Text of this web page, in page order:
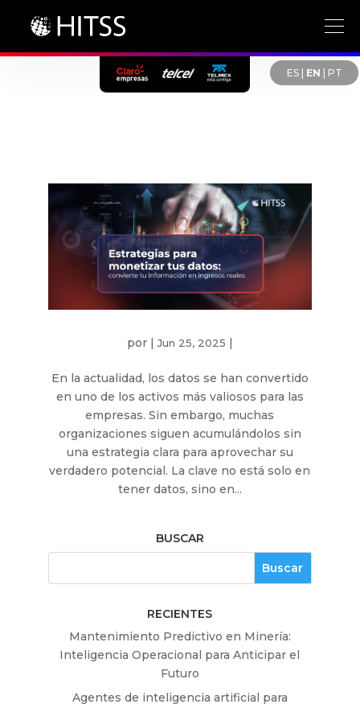
ES| EN PT
por |Jun 25, 2025
En la actualidad, los datos se han convertido
en uno de los activos más valiosos para las
empresas. Sin embargo, muchas
organizaciones siguen acumulándolos sin
una estrategia clara para aprovechar su
verdadero potencial. La clave no está solo en
tener datos, sino en...
BUSCAR
RECIENTES
Mantenimiento Predictivo en Minería:
Inteligencia Operacional para Anticipar el
Futuro
Agentes de inteligencia artificial para